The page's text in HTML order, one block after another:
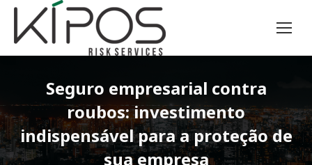
Seguro empresarial contra
roubos: investimento
indispensável para a proteção de
sua empresa